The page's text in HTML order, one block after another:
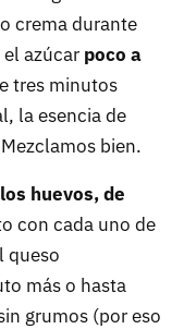
crema durante
azúcar poco a
tres minutos
la esencia de
bien.
huevos, de
con cada uno de
queso
más o hasta
grumos (por eso